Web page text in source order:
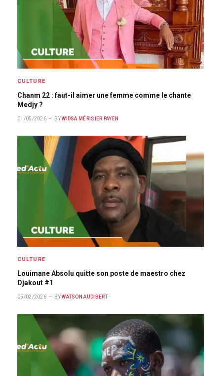
CULTURE
Chanm 22 : faut-il aimer une femme comme le chante
Medjy ?
01/05/2026 BY WIDSA MÉRISIER PAYEN
CULTURE
Louimane Absolu quitte son poste de maestro chez
Djakout #1
05/02/2026 BY WATSON AUDIBERT